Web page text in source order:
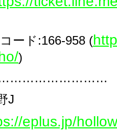
ード:166-958 (
)
J
eplus.jp/